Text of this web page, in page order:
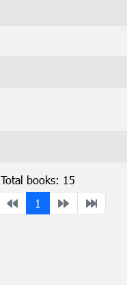
Total books: 15
1